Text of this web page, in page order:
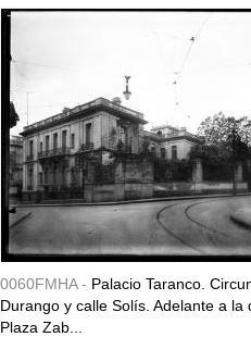
0060FMHA - Palacio Taranco.
Durango y calle Solís. Adelante a la
Plaza Zab...